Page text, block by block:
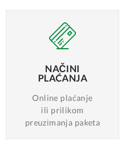
NAČINI
PLAĆANJA
Online plaćanje
ili prilikom
preuzimanja paketa